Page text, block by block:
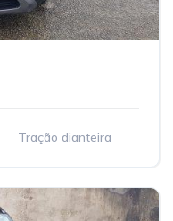
Tração dianteira